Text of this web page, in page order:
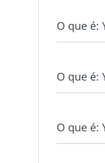
O que é:
O que é:
O que é: